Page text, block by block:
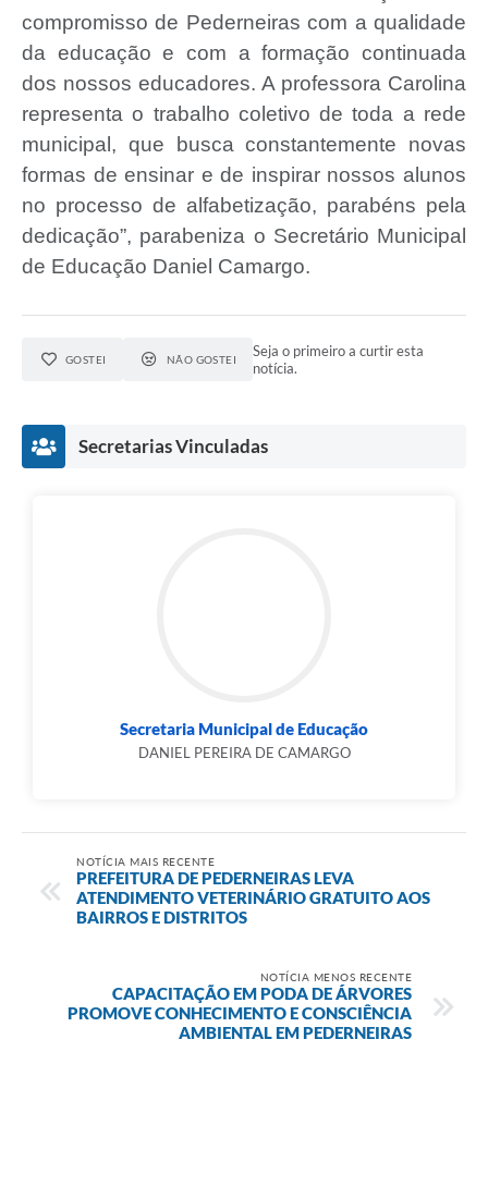
compromisso de Pederneiras com a qualidade
da educação e com a formação continuada
dos nossos educadores. A professora Carolina
representa o trabalho coletivo de toda a rede
municipal, que busca constantemente novas
formas de ensinar e de inspirar nossos alunos
no processo de alfabetização, parabéns pela
dedicação”, parabeniza o Secretário Municipal
de Educação Daniel Camargo.
GOSTEI NÃO GOSTEI
Seja o primeiro a curtir esta
notícia.
Secretarias Vinculadas
Secretaria Municipal de Educação
DANIEL PEREIRA DE CAMARGO
NOTÍCIA MAIS RECENTE
PREFEITURA DE PEDERNEIRAS LEVA
ATENDIMENTO VETERINÁRIO GRATUITO AOS
BAIRROS E DISTRITOS
NOTÍCIA MENOS RECENTE
CAPACITAÇÃO EM PODA DE ÁRVORES
PROMOVE CONHECIMENTO E CONSCIÊNCIA
AMBIENTAL EM PEDERNEIRAS